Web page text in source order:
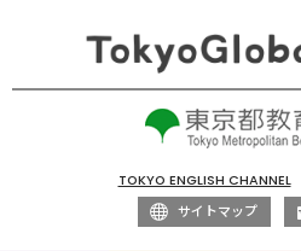
TOKYO ENGLISH CHANNEL
サイトマップ